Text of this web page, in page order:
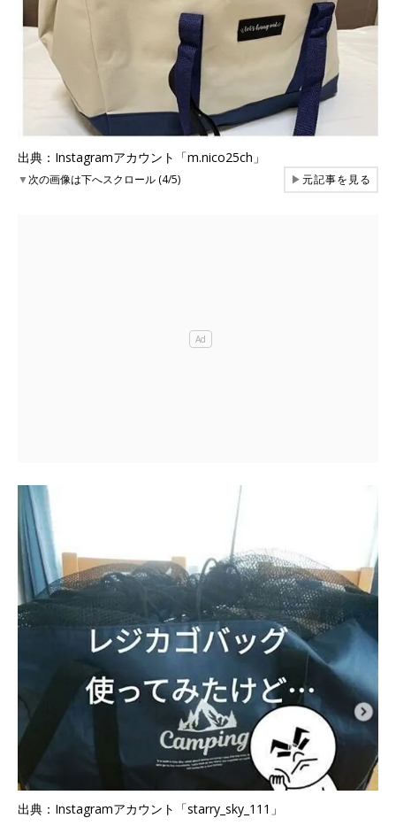
出典：Instagramアカウント「m.nico25ch」
▼次の画像は下へスクロール (4/5) ▶元記事を見る
出典：Instagramアカウント「starry_sky_111」